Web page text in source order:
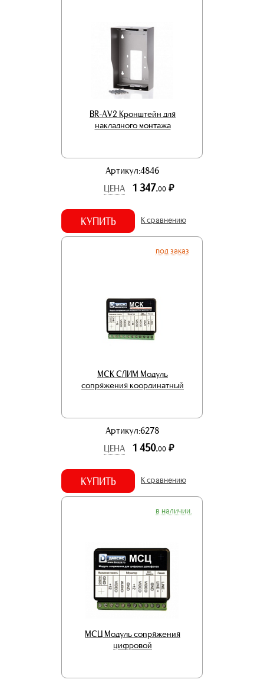
BR-AV2 Кронштейн для
накладного монтажа
Артикул:4846
ЦЕНА
1 347.00 р.
КУПИТЬ К сравнению
под заказ
МСК СЛИМ Модуль
сопряжения координатный
Артикул:6278
ЦЕНА
1 450.00 р.
КУПИТЬ К сравнению
в наличии.
МСЦ Модуль сопряжения
цифровой